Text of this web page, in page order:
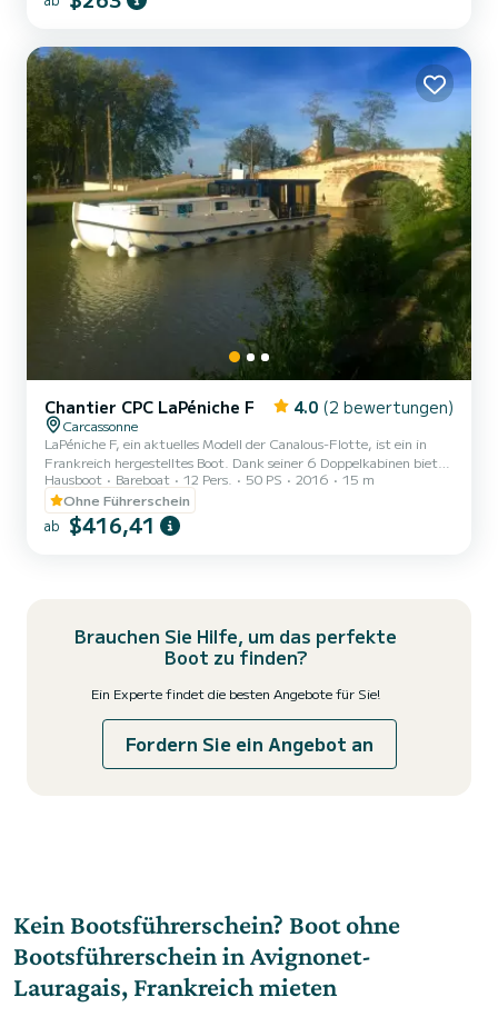
aus starten, das Abenteuer beginnt hier! Im Inneren lassen Sie sich
Wohnzimmer, das wahre Herz des Bootes, mit seinem gemütlic...
Chantier CPC LaPéniche F 4.0 (2 bewertungen)
Carcassonne
LaPéniche F, ein aktuelles Modell der Canalous-Flotte, ist ein in
Frankreich hergestelltes Boot. Dank seiner 6 Doppelkabinen bietet
es Platz für bis zu 12 Personen an Bord: beispiellos in der Welt der
Flussbootvermietung.< br> Seine 6 Doppelkabinen werden durch
3 Sanitäranlagen ergänzt, d. h. 3 Duschen, 3 Waschbecken und 3
Toiletten an Bord. An Bord finden Sie einen großen Wohnraum, in
Hausboot Bareboat 12 Pers. 50 PS 2016
15 m
Ohne Führerschein
ab $416,41
Brauchen Sie Hilfe, um das perfekte
Boot zu finden?
Ein Experte findet die besten Angebote für Sie!
Fordern Sie ein Angebot an
Kein Bootsführerschein? Boot ohne
Bootsführerschein in Avignonet-
Lauragais, Frankreich mieten